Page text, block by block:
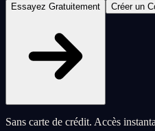
Essayez Gratuitement Créer un
Sans carte de crédit. Accès